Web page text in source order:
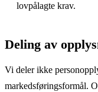
lovpålagte krav.
Deling av
Vi deler ikke
markedsføringsformål.